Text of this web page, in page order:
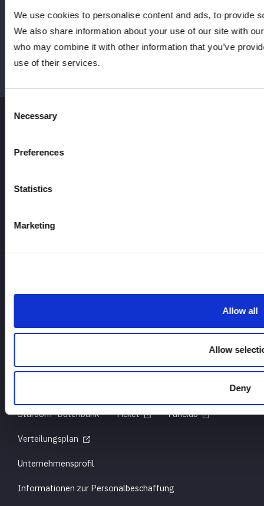
We use cookies to personalise content and ads, to provide
We also share information about your use of our site with
who may combine it with other information that you’ve
use of their services.
Selection
Necessary
Preferences
Statistics
Marketing
Allow all
Allow
Deny
Stardom -Datenbank
Ticket
Fanclub
Verteilungsplan
Unternehmensprofil
Informationen zur Personalbeschaffung